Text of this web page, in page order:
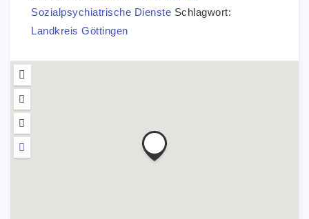
Sozialpsychiatrische Dienste Schlagwort:
Landkreis Göttingen